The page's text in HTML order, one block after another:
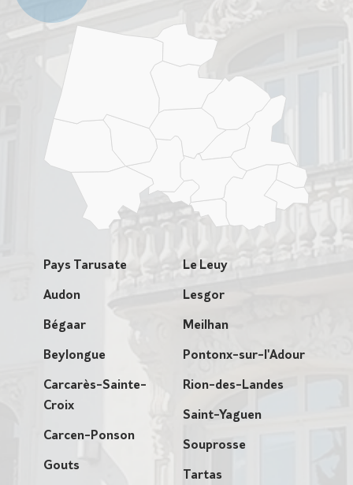
Pays Tarusate
Audon
Bégaar
Beylongue
Carcarès-Sainte-
Croix
Carcen-Ponson
Gouts
Le Leuy
Lesgor
Meilhan
Pontonx-sur-l'Adour
Rion-des-Landes
Saint-Yaguen
Souprosse
Tartas